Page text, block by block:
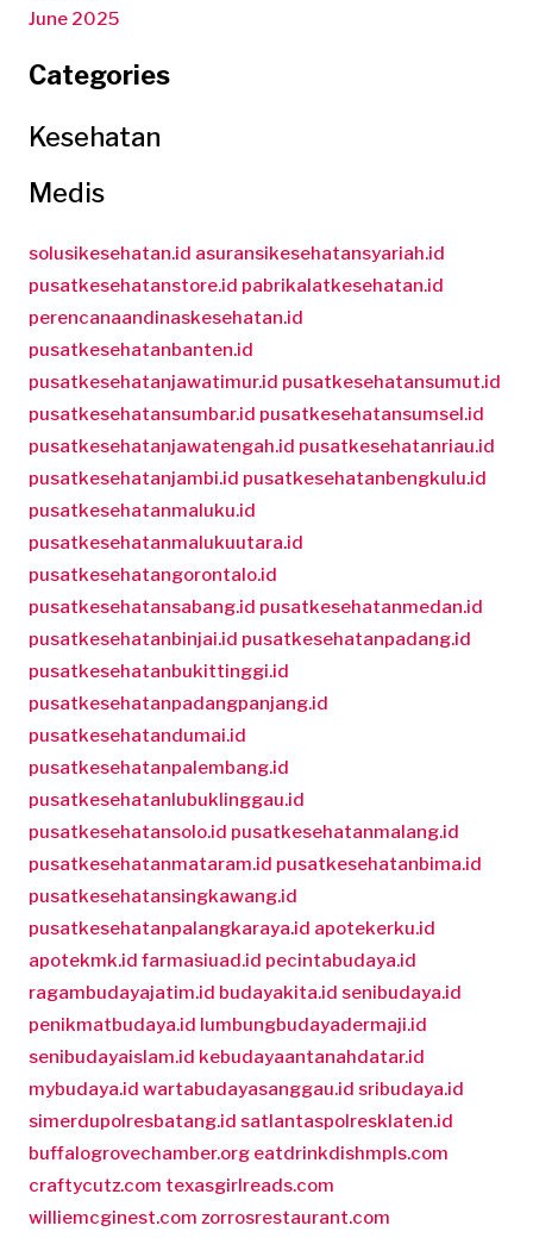
June 2025
Categories
Kesehatan
Medis
solusikesehatan.id asuransikesehatansyariah.id
pusatkesehatanstore.id pabrikalatkesehatan.id
perencanaandinaskesehatan.id
pusatkesehatanbanten.id
pusatkesehatanjawatimur.id pusatkesehatansumut.id
pusatkesehatansumbar.id pusatkesehatansumsel.id
pusatkesehatanjawatengah.id pusatkesehatanriau.id
pusatkesehatanjambi.id pusatkesehatanbengkulu.id
pusatkesehatanmaluku.id
pusatkesehatanmalukuutara.id
pusatkesehatangorontalo.id
pusatkesehatansabang.id pusatkesehatanmedan.id
pusatkesehatanbinjai.id pusatkesehatanpadang.id
pusatkesehatanbukittinggi.id
pusatkesehatanpadangpanjang.id
pusatkesehatandumai.id
pusatkesehatanpalembang.id
pusatkesehatanlubuklinggau.id
pusatkesehatansolo.id pusatkesehatanmalang.id
pusatkesehatanmataram.id pusatkesehatanbima.id
pusatkesehatansingkawang.id
pusatkesehatanpalangkaraya.id apotekerku.id
apotekmk.id farmasiuad.id pecintabudaya.id
ragambudayajatim.id budayakita.id senibudaya.id
penikmatbudaya.id
lumbungbudayadermaji.id
senibudayaislam.id kebudayaantanahdatar.id
mybudaya.id wartabudayasanggau.id sribudaya.id
simerdupolresbatang.id satlantaspolresklaten.id
buffalogrovechamber.org eatdrinkdishmpls.com
craftycutz.com texasgirlreads.com
williemcginest.com zorrosrestaurant.com